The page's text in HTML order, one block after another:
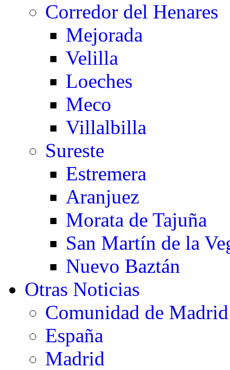
Corredor del Henares
Mejorada
Velilla
Loeches
Meco
Villalbilla
Sureste
Estremera
Aranjuez
Morata de Tajuña
San Martín de la
Nuevo Baztán
Otras Noticias
Comunidad de Madrid
España
Madrid